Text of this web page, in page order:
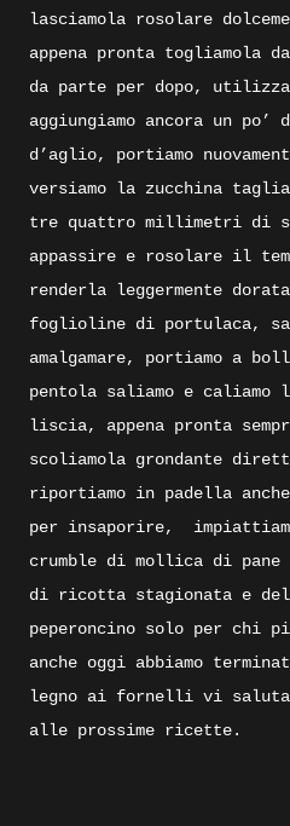
lasciamola rosolare
appena pronta togliamola
da parte per dopo,
aggiungiamo ancora un
d’aglio, portiamo
versiamo la zucchina
tre quattro millimetri di
appassire e rosolare il
renderla leggermente
foglioline di portulaca,
amalgamare, portiamo a
pentola saliamo e caliamo
liscia, appena pronta
scoliamola grondante
riportiamo in padella
per insaporire,
crumble di mollica di
di ricotta stagionata e
peperoncino solo per chi
anche oggi abbiamo
legno ai fornelli vi saluta
alle prossime ricette.